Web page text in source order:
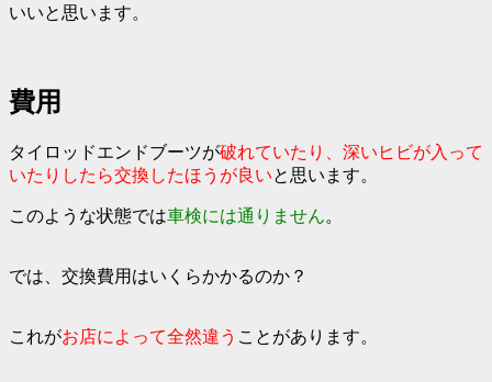
いいと思います。
費用
タイロッドエンドブーツが破れていたり、深いヒビが入って
いたりしたら交換したほうが良いと思います。
このような状態では車検には通りません。
では、交換費用はいくらかかるのか？
これがお店によって全然違う ことがあります。